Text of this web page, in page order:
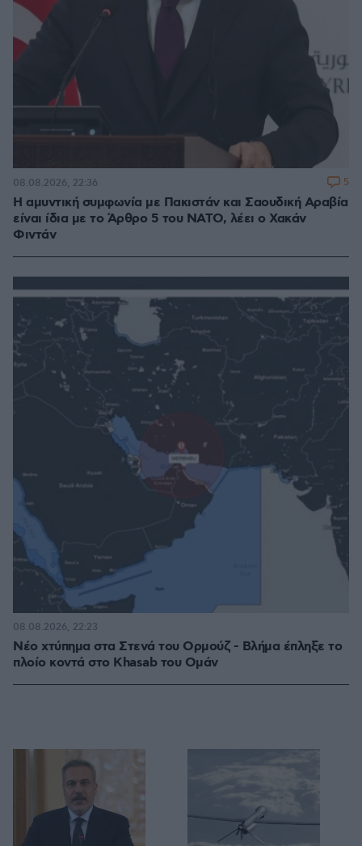
Η αμυντική συμφωνία με Πακιστάν και Σαουδική Αραβία
είναι ίδια με το Άρθρο 5 του ΝΑΤΟ, λέει ο Χακάν
Φιντάν
08.08.2026, 22:36 5
Νέο χτύπημα στα Στενά του Ορμούζ - Βλήμα έπληξε το
πλοίο κοντά στο Khasab του Ομάν
08.08.2026, 22:23